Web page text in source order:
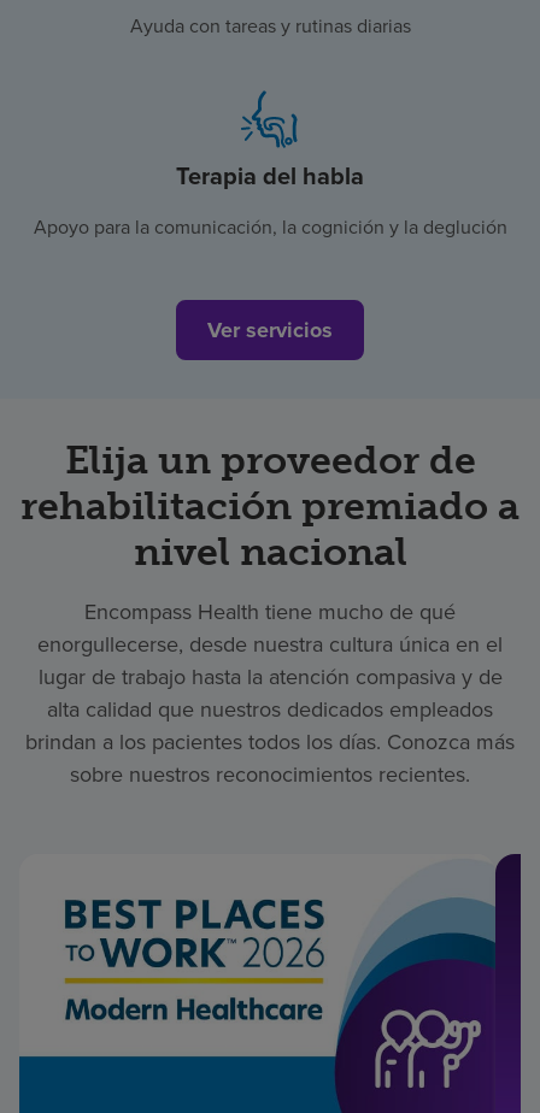
Ayuda con tareas y rutinas diarias
Terapia del habla
Apoyo para la comunicación, la cognición y la deglución
Ver servicios
Elija un proveedor de
rehabilitación premiado a
nivel nacional
Encompass Health tiene mucho de qué
enorgullecerse, desde nuestra cultura única en el
lugar de trabajo hasta la atención compasiva y de
alta calidad que nuestros dedicados empleados
brindan a los pacientes todos los días. Conozca más
sobre nuestros reconocimientos recientes.